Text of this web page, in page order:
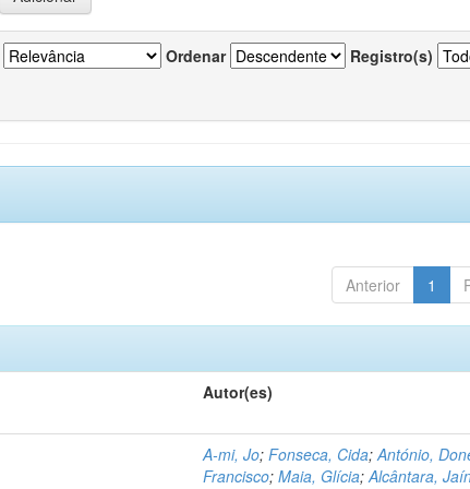
Ordenar Registro(s)
Anterior 1
Autor(es)
A-mi, Jo;Fonseca, Cida;António,
Francisco;Maia, Glícia;Alcântara,